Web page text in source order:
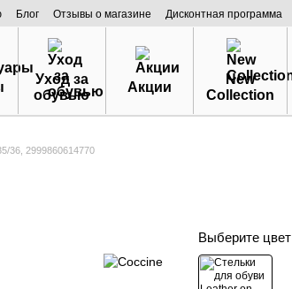
Блог Отзывы о магазине Дисконтная программа
Уход за
обувью
Акции
New
Collection
36, 2999860614770
Выберите цвет